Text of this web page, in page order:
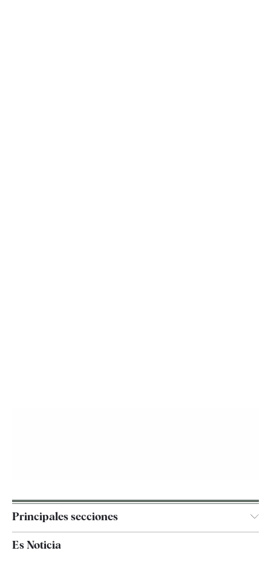
Principales secciones
España
Es Noticia